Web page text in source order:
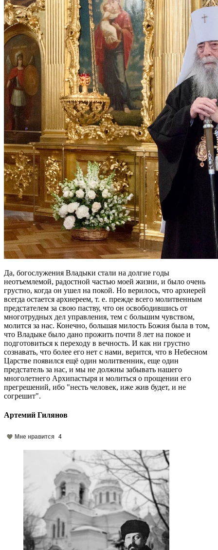
Да, богослужения Владыки стали на долгие годы
неотъемлемой, радостной частью моей жизни, и было очень
грустно, когда он ушел на покой. Но верилось, что архиерей
всегда остается архиереем, т. е. прежде всего молитвенным
предстателем за свою паству, что он освободившись от
многотрудных дел управления, тем с большим чувством,
молится за нас. Конечно, большая милость Божия была в том,
что Владыке было дано прожить почти 8 лет на покое и
подготовиться к переходу в вечность. И как ни грустно
сознавать, что более его нет с нами, верится, что в Небесном
Царстве появился ещё один молитвенник, еще один
предстатель за нас, и мы не должны забывать нашего
многолетнего Архипастыря и молиться о прощении его
прегрешений, ибо "несть человек, иже жив будет, и не
согрешит".
Артемий Гилянов
Мне нравится 4